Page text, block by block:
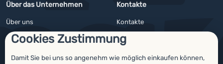
Cookies Zustimmung
Damit Sie bei uns so angenehm wie möglich einkaufen können,
Über das Unternehmen
Über uns
Impressum
4camping4nature
Kontakte
Kontakte
Angebote für Firmen und Vereine
Newsletter